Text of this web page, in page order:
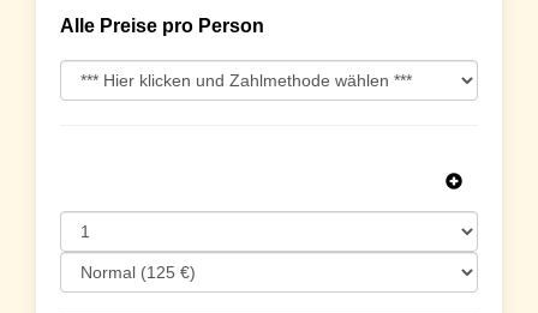
Alle Preise pro Person